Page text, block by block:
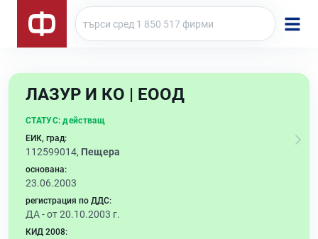
ЛАЗУР И КО | ЕООД
СТАТУС: действащ
ЕИК, град:
112599014, Пещера
основана:
23.06.2003
регистрация по ДДС:
ДА - от 20.10.2003 г.
КИД 2008: